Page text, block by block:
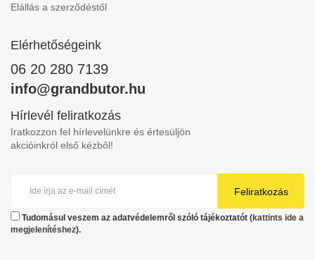
Elállás a szerződéstől
Elérhetőségeink
06 20 280 7139
info@grandbutor.hu
Hírlevél feliratkozás
Iratkozzon fel hírlevelünkre és értesüljön
akcióinkról első kézből!
Feliratkozás
Tudomásul veszem az adatvédelemről szóló tájékoztatót (kattints ide a
megjelenítéshez).